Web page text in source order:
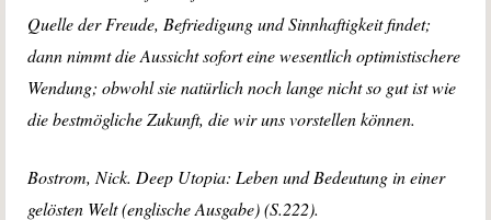
Quelle der Freude, Befriedigung und Sinnhaftigkeit findet;
dann nimmt die Aussicht sofort eine wesentlich optimistischere
Wendung; obwohl sie natürlich noch lange nicht so gut ist wie
die bestmögliche Zukunft, die wir uns vorstellen können.
Bostrom, Nick. Deep Utopia: Leben und Bedeutung in einer
gelösten Welt (englische Ausgabe) (S.222).